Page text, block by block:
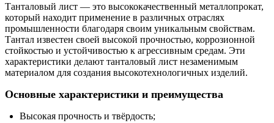
Танталовый лист — это высококачественный металлопрокат,
который находит применение в различных отраслях
промышленности благодаря своим уникальным свойствам.
Тантал известен своей высокой прочностью, коррозионной
стойкостью и устойчивостью к агрессивным средам. Эти
характеристики делают танталовый лист незаменимым
материалом для создания высокотехнологичных изделий.
Основные характеристики и преимущества
Высокая прочность и твёрдость;